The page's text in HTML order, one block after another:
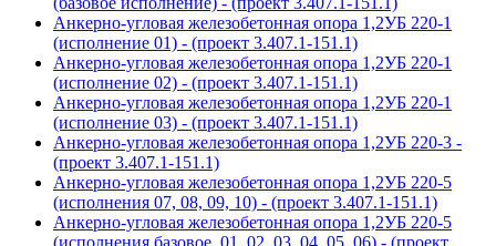
Анкерно-угловая железобетонная опора 1,2УБ 220-1
(исполнение 01) - (проект 3.407.1-151.1)
Анкерно-угловая железобетонная опора 1,2УБ 220-1
(исполнение 02) - (проект 3.407.1-151.1)
Анкерно-угловая железобетонная опора 1,2УБ 220-1
(исполнение 03) - (проект 3.407.1-151.1)
Анкерно-угловая железобетонная опора 1,2УБ 220-3 -
(проект 3.407.1-151.1)
Анкерно-угловая железобетонная опора 1,2УБ 220-5
(исполнения 07, 08, 09, 10) - (проект 3.407.1-151.1)
Анкерно-угловая железобетонная опора 1,2УБ 220-5